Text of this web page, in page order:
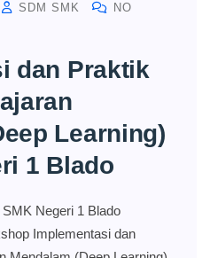
SDM SMK
NO
dan Praktik
Learning)
1 Blado
Negeri 1 Blado
Implementasi dan